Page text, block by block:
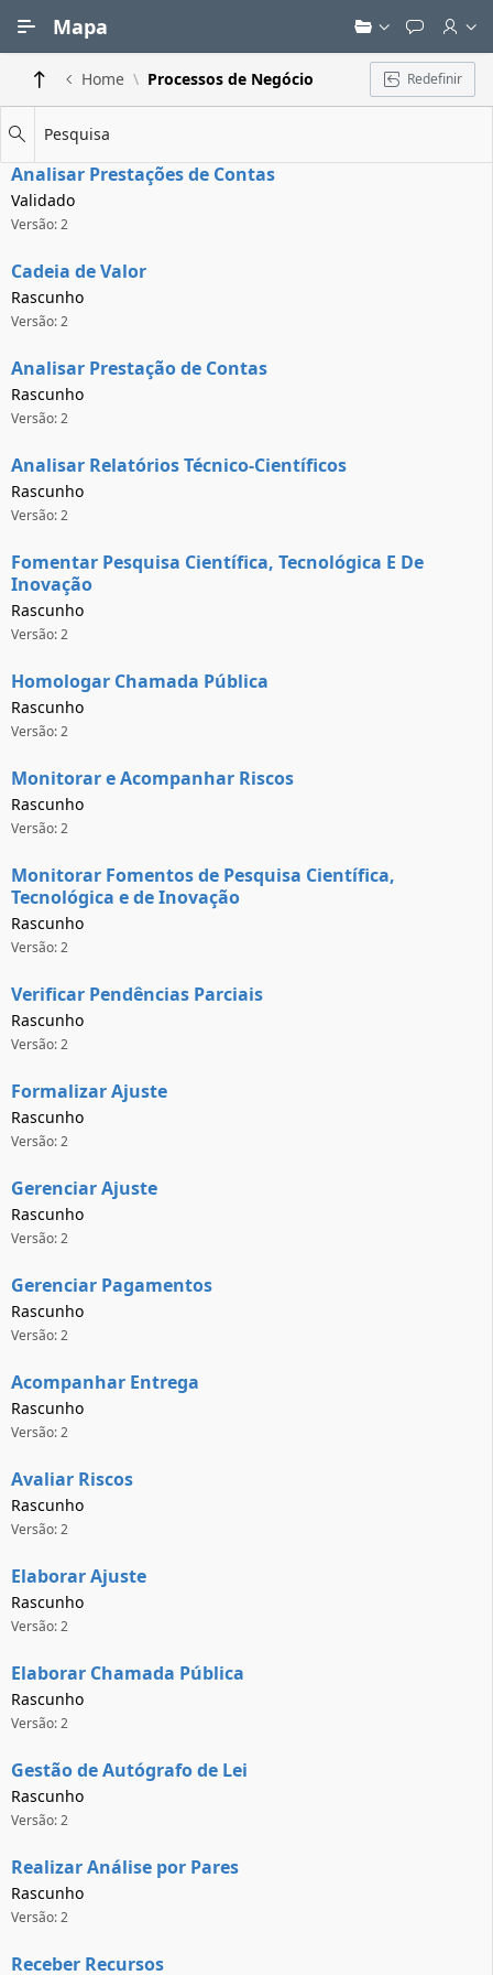
Mapa
Home Processos de Negócio Redefinir
Pesquisa
Analisar Prestações de Contas
Validado
Versão: 2
Cadeia de Valor
Rascunho
Versão: 2
Analisar Prestação de Contas
Rascunho
Versão: 2
Analisar Relatórios Técnico-Científicos
Rascunho
Versão: 2
Fomentar Pesquisa Científica, Tecnológica E De
Inovação
Rascunho
Versão: 2
Homologar Chamada Pública
Rascunho
Versão: 2
Monitorar e Acompanhar Riscos
Rascunho
Versão: 2
Monitorar Fomentos de Pesquisa Científica,
Tecnológica e de Inovação
Rascunho
Versão: 2
Verificar Pendências Parciais
Rascunho
Versão: 2
Formalizar Ajuste
Rascunho
Versão: 2
Gerenciar Ajuste
Rascunho
Versão: 2
Gerenciar Pagamentos
Rascunho
Versão: 2
Acompanhar Entrega
Rascunho
Versão: 2
Avaliar Riscos
Rascunho
Versão: 2
Elaborar Ajuste
Rascunho
Versão: 2
Elaborar Chamada Pública
Rascunho
Versão: 2
Gestão de Autógrafo de Lei
Rascunho
Versão: 2
Realizar Análise por Pares
Rascunho
Versão: 2
Receber Recursos